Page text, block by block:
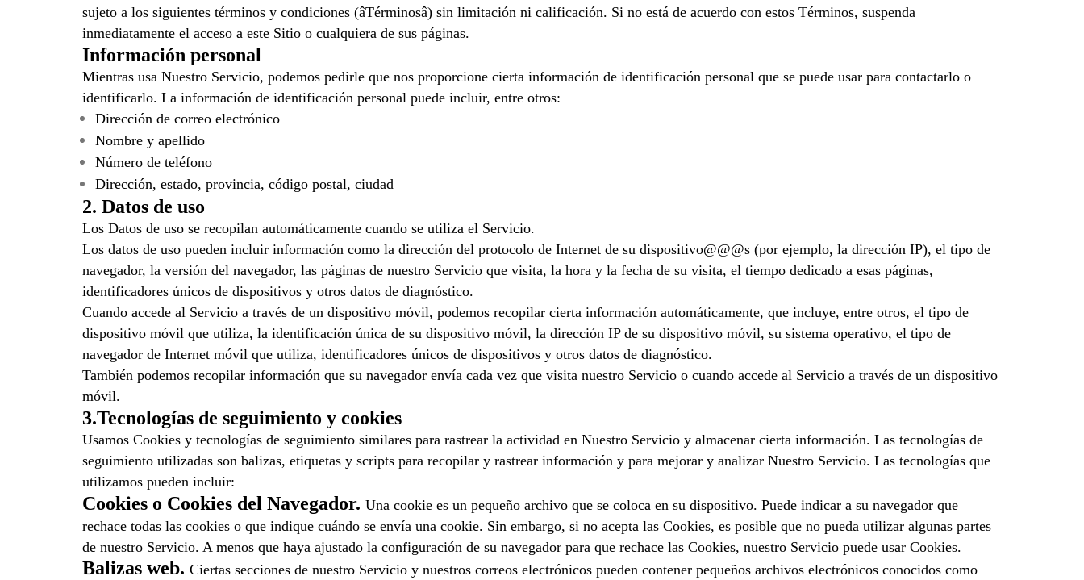
sujeto a los siguientes términos y condiciones (âTérminosâ) sin limitación ni calificación. Si no está de acuerdo con estos Términos, suspenda
inmediatamente el acceso a este Sitio o cualquiera de sus páginas.
Información personal
Mientras usa Nuestro Servicio, podemos pedirle que nos proporcione cierta información de identificación personal que se puede usar para contactarlo o
identificarlo. La información de identificación personal puede incluir, entre otros:
Dirección de correo electrónico
Nombre y apellido
Número de teléfono
Dirección, estado, provincia, código postal, ciudad
2. Datos de uso
Los Datos de uso se recopilan automáticamente cuando se utiliza el Servicio.
Los datos de uso pueden incluir información como la dirección del protocolo de Internet de su dispositivo@@@s (por ejemplo, la dirección IP), el tipo de
navegador, la versión del navegador, las páginas de nuestro Servicio que visita, la hora y la fecha de su visita, el tiempo dedicado a esas páginas,
identificadores únicos de dispositivos y otros datos de diagnóstico.
Cuando accede al Servicio a través de un dispositivo móvil, podemos recopilar cierta información automáticamente, que incluye, entre otros, el tipo de
dispositivo móvil que utiliza, la identificación única de su dispositivo móvil, la dirección IP de su dispositivo móvil, su sistema operativo, el tipo de
navegador de Internet móvil que utiliza, identificadores únicos de dispositivos y otros datos de diagnóstico.
También podemos recopilar información que su navegador envía cada vez que visita nuestro Servicio o cuando accede al Servicio a través de un dispositivo
móvil.
3.Tecnologías de seguimiento y cookies
Usamos Cookies y tecnologías de seguimiento similares para rastrear la actividad en Nuestro Servicio y almacenar cierta información. Las tecnologías de
seguimiento utilizadas son balizas, etiquetas y scripts para recopilar y rastrear información y para mejorar y analizar Nuestro Servicio. Las tecnologías que
utilizamos pueden incluir:
Cookies o Cookies del Navegador. Una cookie es un pequeño archivo que se coloca en su dispositivo. Puede indicar a su navegador que
rechace todas las cookies o que indique cuándo se envía una cookie. Sin embargo, si no acepta las Cookies, es posible que no pueda utilizar algunas partes
de nuestro Servicio. A menos que haya ajustado la configuración de su navegador para que rechace las Cookies, nuestro Servicio puede usar Cookies.
Balizas web. Ciertas secciones de nuestro Servicio y nuestros correos electrónicos pueden contener pequeños archivos electrónicos conocidos como